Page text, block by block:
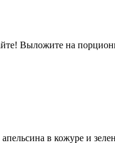
Выложите на
в кожуре и